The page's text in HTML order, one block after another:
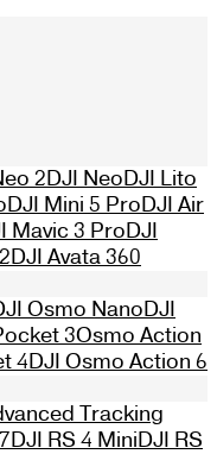
2DJI NeoDJI Lito
DJI Mini 5 ProDJI Air
Mavic 3 ProDJI
DJI Avata 360
Osmo NanoDJI
3Osmo Action
4DJI Osmo Action 6
Tracking
DJI RS 4 MiniDJI RS